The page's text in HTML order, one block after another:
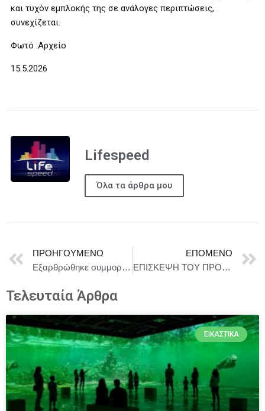
και τυχόν εμπλοκής της σε ανάλογες περιπτώσεις,
συνεχίζεται.
Φωτό :Αρχείο
15.5.2026
Lifespeed
Όλα τα άρθρα μου
ΠΡΟΗΓΟΎΜΕΝΟ
Εξαρθρώθηκε συμμορία που διέπραττε κακουργηματικές απάτες σε βάρος του Ε.Ο.Π.Υ.Υ., μέσω ψευδών βεβαιώσεων και πλαστογραφιών
ΕΠΌΜΕΝΟ
ΕΠΙΣΚΕΨΗ ΤΟΥ ΠΡΟΕΔΡΟΥ ΤΗΣ ΔΗΜΟΚΡΑΤΙΑΣ ΚΩΝΣΤΑΝΤΙΝΟΥ ΑΝ. ΤΑΣΟΥΛΑ ΣΤΟ ΕΘΝΙΚΟ ΠΑΡΚΟ ΔΕΛΤΑ ΕΒΡΟΥ
Τελευταία Άρθρα
ΕΙΚΑΣΤΙΚΆ